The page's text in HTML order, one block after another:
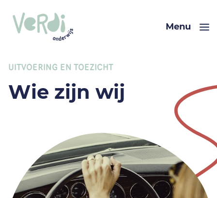
Menu
UITVOERING EN TOEZICHT
Wie zijn wij